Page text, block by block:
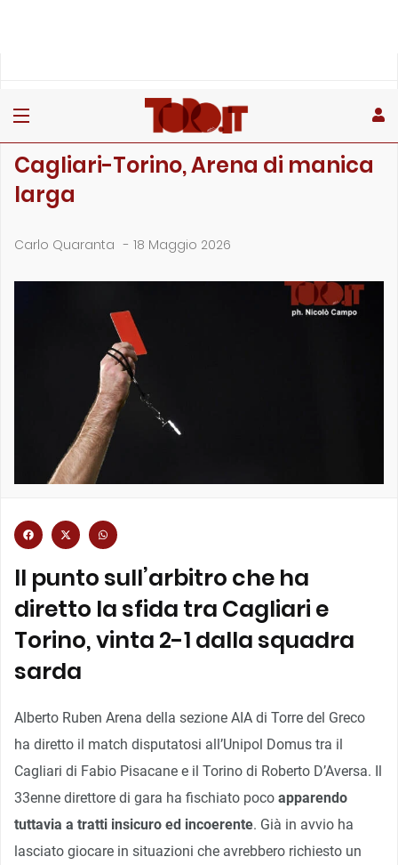
»
Cagliari-Torino, Arena di manica
larga
Carlo Quaranta - 18 Maggio 2026
Il punto sull’arbitro che ha
diretto la sfida tra Cagliari e
Torino, vinta 2-1 dalla squadra
sarda
Alberto Ruben Arena della sezione AIA di Torre del Greco
ha diretto il match disputatosi all’Unipol Domus tra il
Cagliari di Fabio Pisacane e il Torino di Roberto D’Aversa. Il
33enne direttore di gara ha fischiato poco apparendo
tuttavia a tratti insicuro ed incoerente. Già in avvio ha
lasciato giocare in situazioni che avrebbero richiesto un